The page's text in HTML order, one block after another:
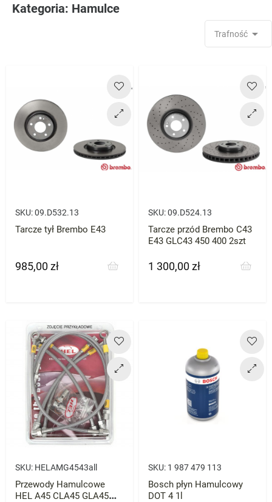
Kategoria: Hamulce
Trafność 
SKU:09.D532.13
Tarcze tył Brembo E43
Cena
985,00 zł
SKU:09.D524.13
Tarcze przód Brembo C43
E43 GLC43 450 400 2szt
Cena
1 300,00 zł
SKU: HELAMG4543all
Przewody Hamulcowe
HEL A45 CLA45 GLA45
SKU: 1 987 479 113
Bosch płyn Hamulcowy
DOT 4 1l